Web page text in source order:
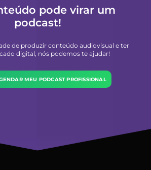
pode virar um
podcast!
de produzir conteúdo audiovisual e ter
digital, nós podemos te ajudar!
MEU PODCAST PROFISSIONAL